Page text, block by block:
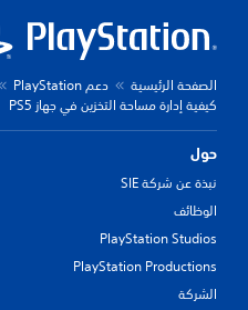
الصفحة الرئيسية دعم PlayStation
كيفية إدارة مساحة التخزين في جهاز PS5
حول
نبذة عن شركة SIE
الوظائف
PlayStation Studios
PlayStation Productions
الشركة